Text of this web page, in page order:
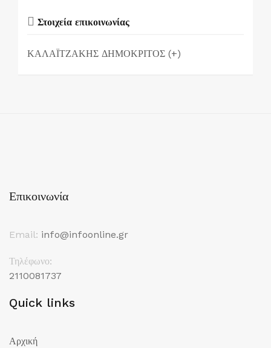
Στοιχεία επικοινωνίας
ΚΑΛΑΪΤΖΑΚΗΣ ΔΗΜΟΚΡΙΤΟΣ (+)
Επικοινωνία
Email: info@infoonline.gr
Τηλέφωνο:
2110081737
Quick links
Αρχική